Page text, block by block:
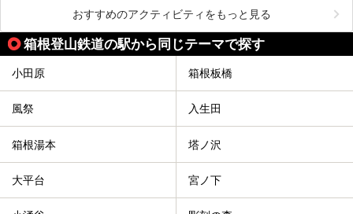
おすすめのアクティビティをもっと見る
箱根登山鉄道の駅から同じテーマで探す
小田原 箱根板橋
風祭 入生田
箱根湯本 塔ノ沢
大平台 宮ノ下